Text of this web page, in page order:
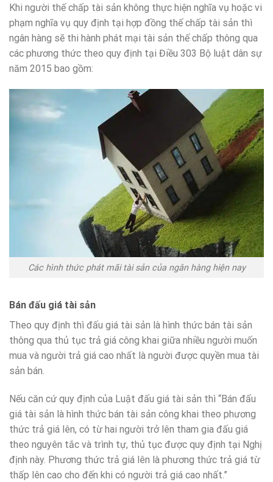
Khi người thế chấp tài sản không thực hiện nghĩa vụ hoặc vi
phạm nghĩa vụ quy định tại hợp đồng thế chấp tài sản thì
ngân hàng sẽ thi hành phát mại tài sản thế chấp thông qua
các phương thức theo quy định tại Điều 303 Bộ luật dân sự
năm 2015 bao gồm:
Các hình thức phát mãi tài sản của ngân hàng hiện nay
Bán đấu giá tài sản
Theo quy định thì đấu giá tài sản là hình thức bán tài sản
thông qua thủ tục trả giá công khai giữa nhiều người muốn
mua và người trả giá cao nhất là người được quyền mua tài
sản bán.
Nếu căn cứ quy định của Luật đấu giá tài sản thì “Bán đấu
giá tài sản là hình thức bán tài sản công khai theo phương
thức trả giá lên, có từ hai người trở lên tham gia đấu giá
theo nguyên tắc và trình tự, thủ tục được quy định tại Nghị
định này. Phương thức trả giá lên là phương thức trả giá từ
thấp lên cao cho đến khi có người trả giá cao nhất.”